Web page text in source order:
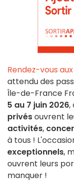
Rendez-vous
attendu des
Île-de-France
5 au 7 juin 2026,
privésouvrent
activités,
à tous !
exceptionnels,
ouvrent leurs
manquer !